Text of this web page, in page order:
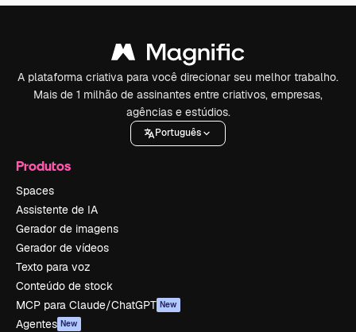
A plataforma criativa para você direcionar seu melhor trabalho.
Mais de 1 milhão de assinantes entre criativos, empresas,
agências e estúdios.
Português
Produtos
Spaces
Assistente de IA
Gerador de imagens
Gerador de vídeos
Texto para voz
Conteúdo de stock
MCP para Claude/ChatGPT New
Agentes New